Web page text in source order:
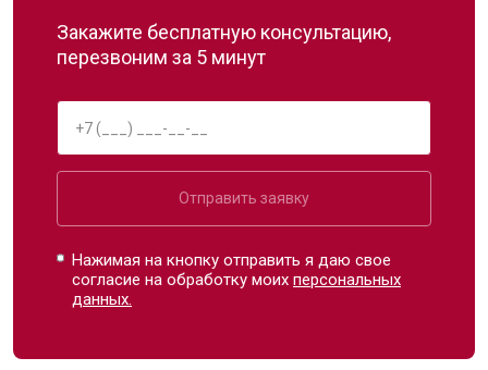
Закажите бесплатную консультацию,
перезвоним за 5 минут
Отправить заявку
Нажимая на кнопку отправить я даю свое
согласие на обработку моихперсональных
данных.